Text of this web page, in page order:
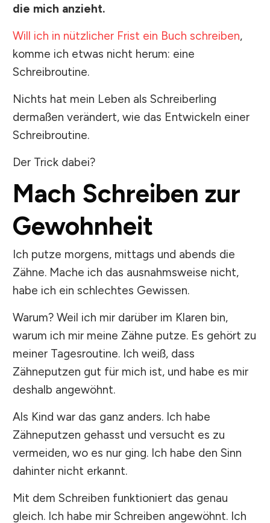
die mich anzieht.
Will ich in nützlicher Frist ein Buch schreiben,
komme ich etwas nicht herum: eine
Schreibroutine.
Nichts hat mein Leben als Schreiberling
dermaßen verändert, wie das Entwickeln einer
Schreibroutine.
Der Trick dabei?
Mach Schreiben zur
Gewohnheit
Ich putze morgens, mittags und abends die
Zähne. Mache ich das ausnahmsweise nicht,
habe ich ein schlechtes Gewissen.
Warum? Weil ich mir darüber im Klaren bin,
warum ich mir meine Zähne putze. Es gehört zu
meiner Tagesroutine. Ich weiß, dass
Zähneputzen gut für mich ist, und habe es mir
deshalb angewöhnt.
Als Kind war das ganz anders. Ich habe
Zähneputzen gehasst und versucht es zu
vermeiden, wo es nur ging. Ich habe den Sinn
dahinter nicht erkannt.
Mit dem Schreiben funktioniert das genau
gleich. Ich habe mir Schreiben angewöhnt. Ich